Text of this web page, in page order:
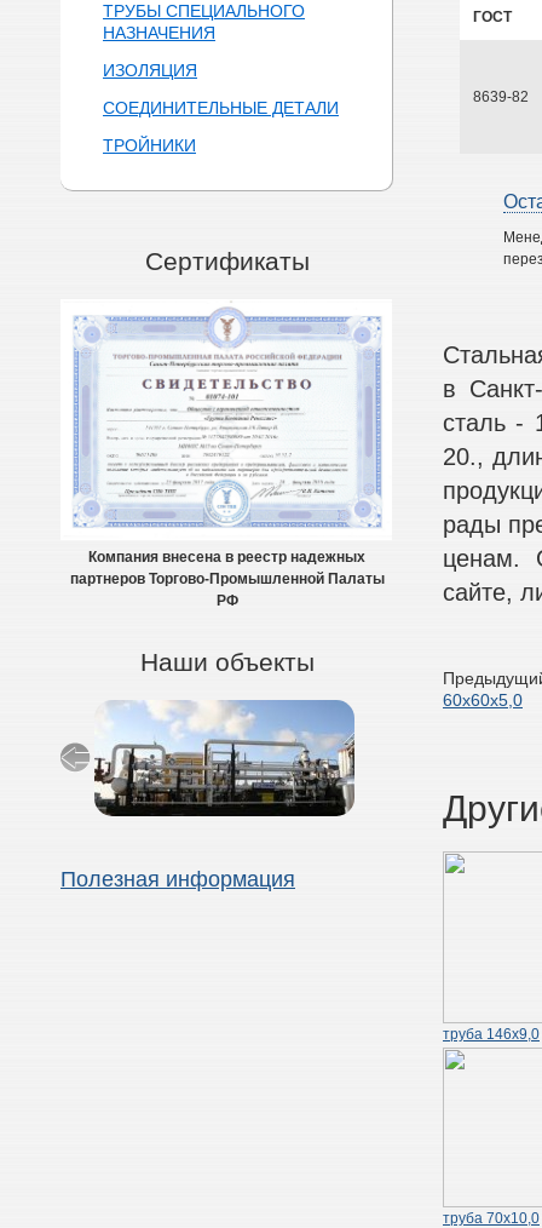
ТРУБЫ СПЕЦИАЛЬНОГО
НАЗНАЧЕНИЯ
ИЗОЛЯЦИЯ
СОЕДИНИТЕЛЬНЫЕ ДЕТАЛИ
ТРОЙНИКИ
Сертификаты
Компания внесена в реестр надежных
партнеров Торгово-Промышленной Палаты
РФ
Наши объекты
Полезная информация
ГОСТ
8639-82
в
сталь -
20.,
рады
ценам.
сайте,
60х60х5,0
труба 146х9,0
труба 70х10,0